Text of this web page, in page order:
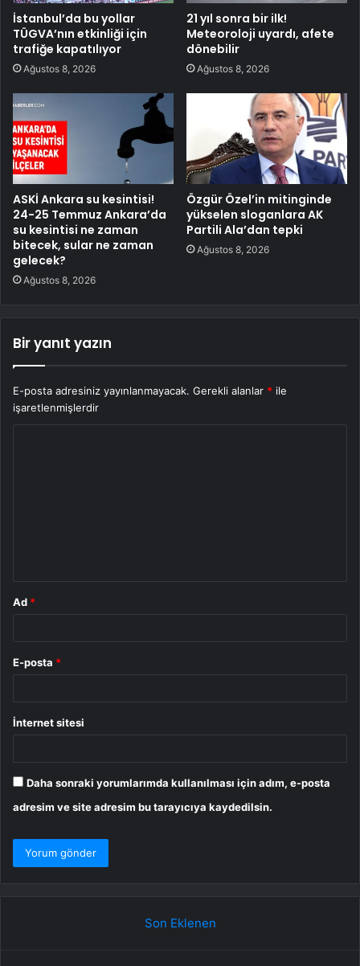
İstanbul’da bu yollar
TÜGVA’nın etkinliği için
trafiğe kapatılıyor
Ağustos 8, 2026
21 yıl sonra bir ilk!
Meteoroloji uyardı, afete
dönebilir
Ağustos 8, 2026
ASKİ Ankara su kesintisi!
24-25 Temmuz Ankara’da
su kesintisi ne zaman
bitecek, sular ne zaman
gelecek?
Ağustos 8, 2026
Özgür Özel’in mitinginde
yükselen sloganlara AK
Partili Ala’dan tepki
Ağustos 8, 2026
Bir yanıt yazın
E-posta adresiniz yayınlanmayacak. Gerekli alanlar * ile
işaretlenmişlerdir
Ad *
E-posta *
İnternet sitesi
Daha sonraki yorumlarımda kullanılması için adım, e-posta
adresim ve site adresim bu tarayıcıya kaydedilsin.
Son Eklenen